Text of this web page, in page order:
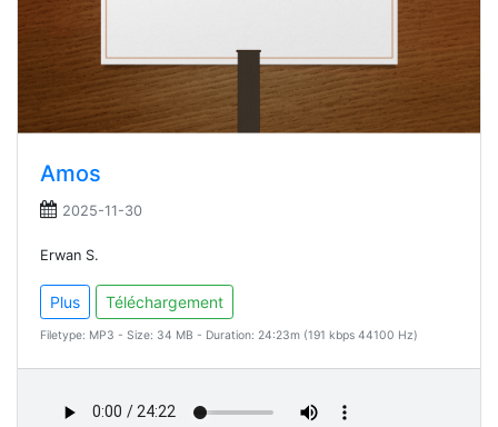
Amos
2025-11-30
Erwan S.
Plus Téléchargement
Filetype: MP3 - Size: 34 MB - Duration: 24:23m (191 kbps 44100 Hz)